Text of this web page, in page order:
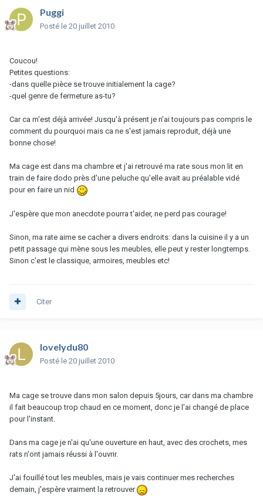
Puggi
Posté le 20 juillet 2010
Coucou!
Petites questions:
-dans quelle pièce se trouve initialement la cage?
-quel genre de fermeture as-tu?
Car ca m'est déjà arrivée! Jusqu'à présent je n'ai toujours pas compris le
comment du pourquoi mais ca ne s'est jamais reproduit, déjà une
bonne chose!
Ma cage est dans ma chambre et j'ai retrouvé ma rate sous mon lit en
train de faire dodo près d'une peluche qu'elle avait au préalable vidé
pour en faire un nid
J'espère que mon anecdote pourra t'aider, ne perd pas courage!
Sinon, ma rate aime se cacher a divers endroits: dans la cuisine il y a un
petit passage qui mène sous les meubles, elle peut y rester longtemps.
Sinon c'est le classique, armoires, meubles etc!
Citer
lovelydu80
Posté le 20 juillet 2010
Ma cage se trouve dans mon salon depuis 5jours, car dans ma chambre
il fait beaucoup trop chaud en ce moment, donc je l'ai changé de place
pour l'instant.
Dans ma cage je n'ai qu'une ouverture en haut, avec des crochets, mes
rats n'ont jamais réussi à l'ouvrir.
J'ai fouillé tout les meubles, mais je vais continuer mes recherches
demain, j'espère vraiment la retrouver